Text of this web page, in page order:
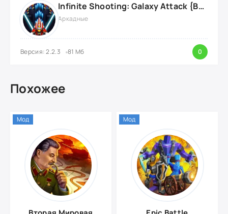
Infinite Shooting: Galaxy Attack {ВЗЛОМ: Бесплатные Покупки}
Аркадные
Версия: 2.2.3 81 Мб 0
Похожее
Мод Мод